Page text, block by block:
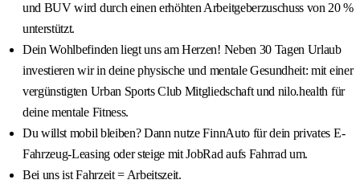
und BUV wird durch einen erhöhten Arbeitgeberzuschuss von 20 %
unterstützt.
Dein Wohlbefinden liegt uns am Herzen! Neben 30 Tagen Urlaub
investieren wir in deine physische und mentale Gesundheit: mit einer
vergünstigten Urban Sports Club Mitgliedschaft und nilo.health für
deine mentale Fitness.
Du willst mobil bleiben? Dann nutze FinnAuto für dein privates E-
Fahrzeug-Leasing oder steige mit JobRad aufs Fahrrad um.
Bei uns ist Fahrzeit = Arbeitszeit.